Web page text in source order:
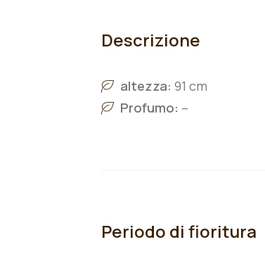
Descrizione
altezza: 91 cm
Profumo: –
Periodo di fioritura